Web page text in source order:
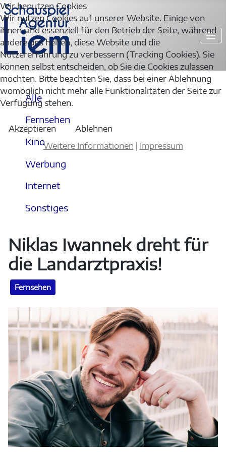
Alle
Fernsehen
Kino
Werbung
Internet
Sonstiges
Niklas Iwannek dreht für
die Landarztpraxis!
Fernsehen
Wir benutzen Cookies
Wir nutzen Cookies auf unserer Website. Einige von
ihnen sind essenziell für den Betrieb der Seite, während
andere uns helfen, diese Website und die
Nutzererfahrung zu verbessern (Tracking Cookies). Sie
können selbst entscheiden, ob Sie die Cookies zulassen
möchten. Bitte beachten Sie, dass bei einer Ablehnung
womöglich nicht mehr alle Funktionalitäten der Seite zur
Verfügung stehen.
Akzeptieren
Ablehnen
Weitere Informationen
Impressum